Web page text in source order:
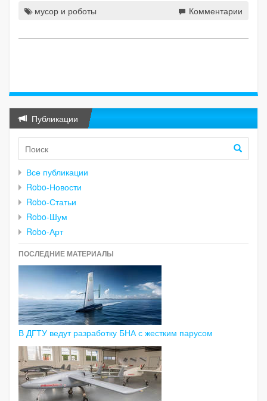
мусор и роботы Комментарии
Публикации
Все публикации
Robo-Новости
Robo-Статьи
Robo-Шум
Robo-Арт
ПОСЛЕДНИЕ МАТЕРИАЛЫ
В ДГТУ ведут разработку БНА с жестким парусом